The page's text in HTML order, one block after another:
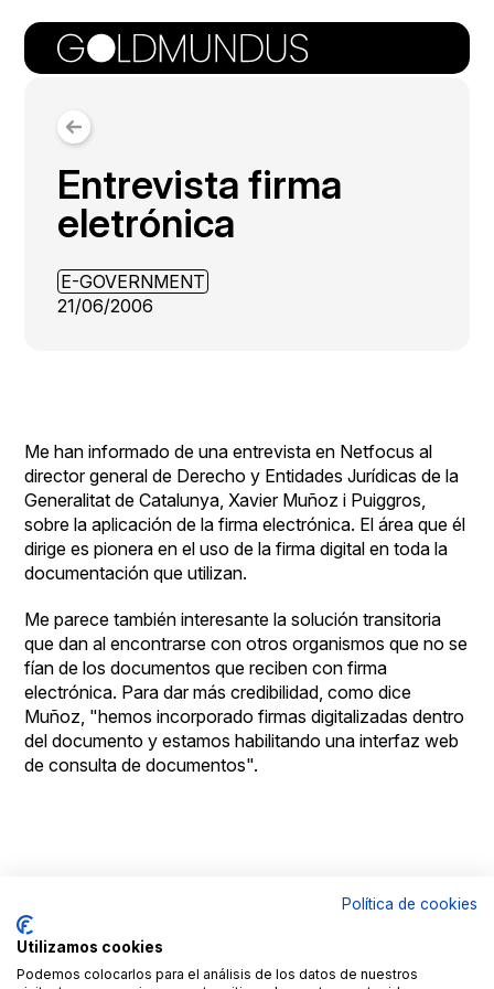
Entrevista firma
eletrónica
E-GOVERNMENT
21/06/2006
Me han informado de unaentrevista en Netfocus al
director general de Derecho y Entidades Jurídicas de la
Generalitat de Catalunya, Xavier Muñoz i Puiggros,
sobre la aplicación de la firma electrónica. El área que él
dirige es pionera en el uso de la firma digital en toda la
documentación que utilizan.
Me parece también interesante la solución transitoria
que dan al encontrarse con otros organismos que no se
fían de los documentos que reciben con firma
electrónica. Para dar más credibilidad, como dice
Muñoz, "hemos incorporado firmas digitalizadas dentro
del documento y estamos habilitando una interfaz web
de consulta de documentos".
LinkedIN
Fages
ByPolítica de cookies
Utilizamos cookies
Podemos colocarlos para el análisis de los datos de nuestros